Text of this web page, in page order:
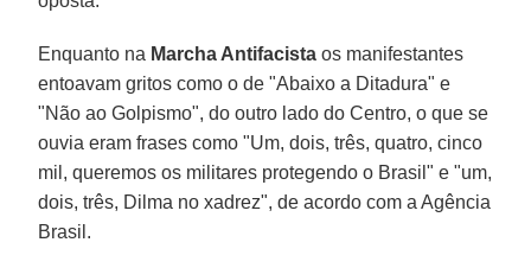
Enquanto na Marcha Antifacista os manifestantes
entoavam gritos como o de "Abaixo a Ditadura" e
"Não ao Golpismo", do outro lado do Centro, o que se
ouvia eram frases como "Um, dois, três, quatro, cinco
mil, queremos os militares protegendo o Brasil" e "um,
dois, três, Dilma no xadrez", de acordo com a Agência
Brasil.